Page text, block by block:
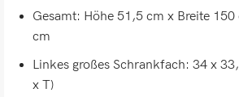
Gesamt: Höhe 51,5 cm x Breite
cm
Linkes großes Schrankfach: 34 x
x T)